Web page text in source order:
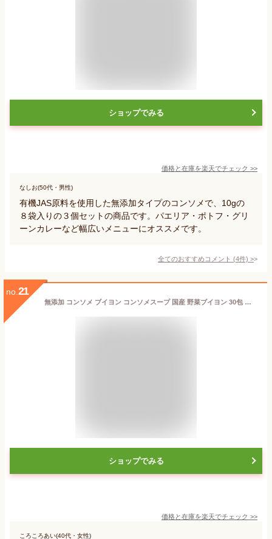
ショップでみる
価格と在庫を楽天でチェック >>
なしお(50代・男性)
有機JAS原料を使用した無添加タイプのコンソメで、10gの
８袋入りの３個セットの商品です。パエリア・ポトフ・グリ
ーンカレーなど幅広いメニューにオススメです。
全てのおすすめコメント (4件) >
no. 21
無添加 コンソメ ブイヨン コンソメスープ 国産 野菜ブイヨン 30包 粉末 パウダー スープの素 味付け フライドポテト 煮込み料理 洋風料理 炒め物 三幸産業 楽天ランキング1位獲得 贈り物
ショップでみる
価格と在庫を楽天でチェック >>
ころころあい(40代・女性)